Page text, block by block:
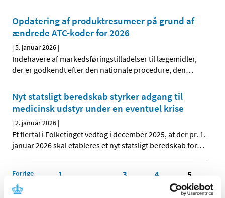
Opdatering af produktresumeer på grund af
ændrede ATC-koder for 2026
|5. januar 2026 |
Indehavere af markedsføringstilladelser til lægemidler,
der er godkendt efter den nationale procedure, den…
Nyt statsligt beredskab styrker adgang til
medicinsk udstyr under en eventuel krise
|2. januar 2026 |
Et flertal i Folketinget vedtog i december 2025, at der pr. 1.
januar 2026 skal etableres et nyt statsligt beredskab for…
Forrige 1 3 4 5